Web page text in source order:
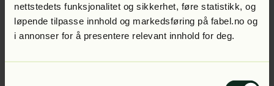
nettstedets funksjonalitet og sikkerhet, føre statistikk, og
løpende tilpasse innhold og markedsføring på fabel.no og
i annonser for å presentere relevant innhold for deg.